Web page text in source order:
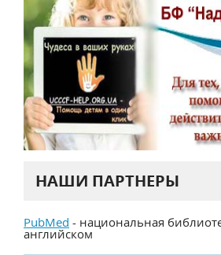
НАШИ ПАРТНЕРЫ
PubMed - национальная
английском